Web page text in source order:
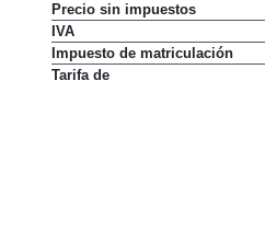
Precio sin impuestos
IVA
Impuesto de matriculación
Tarifa de